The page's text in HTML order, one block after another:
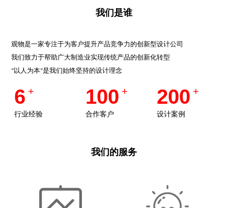
我们是谁
观物是一家专注于为客户提升产品竞争力的创新型设计公司
我们致力于帮助广大制造业实现传统产品的创新化转型
“以人为本”是我们始终坚持的设计理念
6 +
行业经验
100 +
合作客户
200 +
设计案例
我们的服务